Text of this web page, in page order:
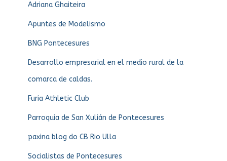
Adriana Ghaiteira
Apuntes de Modelismo
BNG Pontecesures
Desarrollo empresarial en el medio rural de la
comarca de caldas.
Furia Athletic Club
Parroquia de San Xulián de Pontecesures
paxina blog do CB Rio Ulla
Socialistas de Pontecesures